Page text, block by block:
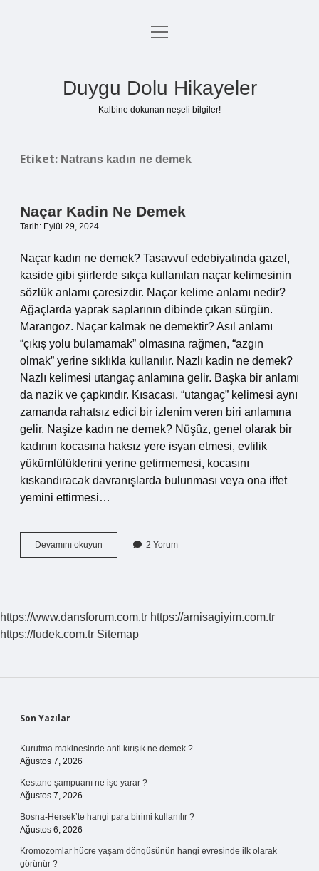
Anasayfa
menüyü
Duygu Dolu Hikayeler
Kalbine dokunan neşeli bilgiler!
Etiket: Natrans kadın ne demek
Naçar Kadin Ne Demek
Tarih: Eylül 29, 2024
Naçar kadın ne demek? Tasavvuf edebiyatında gazel,
kaside gibi şiirlerde sıkça kullanılan naçar kelimesinin
sözlük anlamı çaresizdir. Naçar kelime anlamı nedir?
Ağaçlarda yaprak saplarının dibinde çıkan sürgün.
Marangoz. Naçar kalmak ne demektir? Asıl anlamı
“çıkış yolu bulamamak” olmasına rağmen, “azgın
olmak” yerine sıklıkla kullanılır. Nazlı kadin ne demek?
Nazlı kelimesi utangaç anlamına gelir. Başka bir anlamı
da nazik ve çapkındır. Kısacası, “utangaç” kelimesi aynı
zamanda rahatsız edici bir izlenim veren biri anlamına
gelir. Naşize kadın ne demek? Nüşûz, genel olarak bir
kadının kocasına haksız yere isyan etmesi, evlilik
yükümlülüklerini yerine getirmemesi, kocasını
kıskandıracak davranışlarda bulunması veya ona iffet
yemini ettirmesi…
Devamını okuyun
Kadin
2 Yorum
https://www.dansforum.com.tr https://arnisagiyim.com.tr
https://fudek.com.tr Sitemap
Sidebar
Son Yazılar
Kurutma makinesinde anti kırışık ne demek ?
Ağustos 7, 2026
Kestane şampuanı ne işe yarar ?
Ağustos 7, 2026
Bosna-Hersek’te hangi para birimi kullanılır ?
Ağustos 6, 2026
Kromozomlar hücre yaşam döngüsünün hangi evresinde ilk olarak
görünür ?